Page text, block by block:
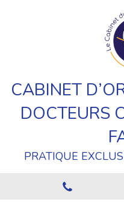
CABINET
DOCTEURS
PRATIQUE